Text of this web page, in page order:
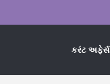
કરંટ અફેર્સ